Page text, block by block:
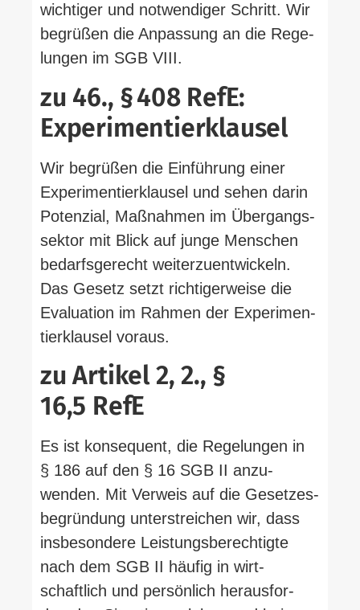
wich­tiger und not­wen­diger Schritt. Wir
begrüßen die Anpassung an die Rege­
lungen im SGB VIII.
zu 46., § 408 RefE:
Experimentierklausel
Wir begrüßen die Ein­führung einer
Expe­ri­men­tier­klausel und sehen darin
Potenzial, Maß­nahmen im Über­gangs­
sektor mit Blick auf junge Men­schen
bedarfs­ge­recht wei­ter­zu­ent­wi­ckeln.
Das Gesetz setzt rich­ti­ger­weise die
Eva­luation im Rahmen der Expe­ri­men­
tier­klausel voraus.
zu Artikel 2, 2., §
16,5 RefE
Es ist kon­se­quent, die Rege­lungen in
§ 186 auf den § 16 SGB II anzu­
wenden. Mit Verweis auf die Geset­zes­
be­gründung unter­streichen wir, dass
ins­be­sondere Leis­tungs­be­rech­tigte
nach dem SGB II häufig in wirt­
schaftlich und per­sönlich her­aus­for­